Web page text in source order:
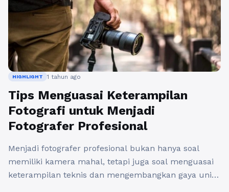
HIGHLIGHT 1 tahun ago
Tips Menguasai Keterampilan
Fotografi untuk Menjadi
Fotografer Profesional
Menjadi fotografer profesional bukan hanya soal
memiliki kamera mahal, tetapi juga soal menguasai
keterampilan teknis dan mengembangkan gaya unik.